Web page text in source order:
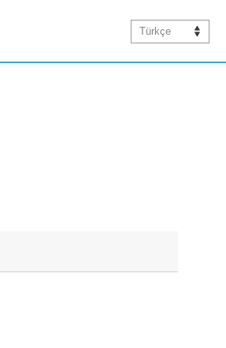
Türkçe